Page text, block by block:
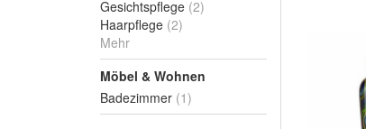
Gesichtspflege (2)
Haarpflege (2)
Mehr
Möbel & Wohnen
Badezimmer (1)